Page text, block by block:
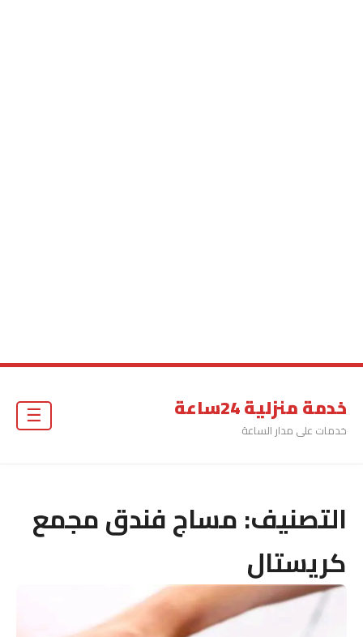
خدمة منزلية 24ساعة
خدمات على مدار الساعة
☰
التصنيف:مساج فندق مجمع
كريستال